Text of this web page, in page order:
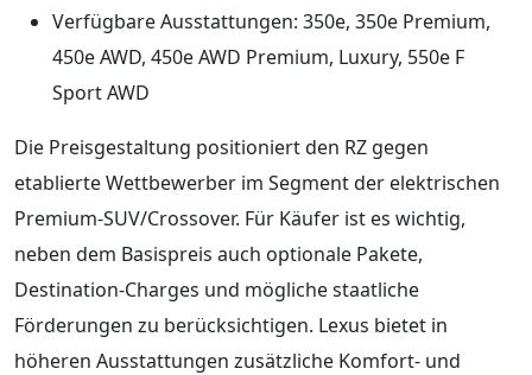
Verfügbare Ausstattungen: 350e, 350e Premium,
450e AWD, 450e AWD Premium, Luxury, 550e F
Sport AWD
Die Preisgestaltung positioniert den RZ gegen
etablierte Wettbewerber im Segment der elektrischen
Premium-SUV/Crossover. Für Käufer ist es wichtig,
neben dem Basispreis auch optionale Pakete,
Destination-Charges und mögliche staatliche
Förderungen zu berücksichtigen. Lexus bietet in
höheren Ausstattungen zusätzliche Komfort- und